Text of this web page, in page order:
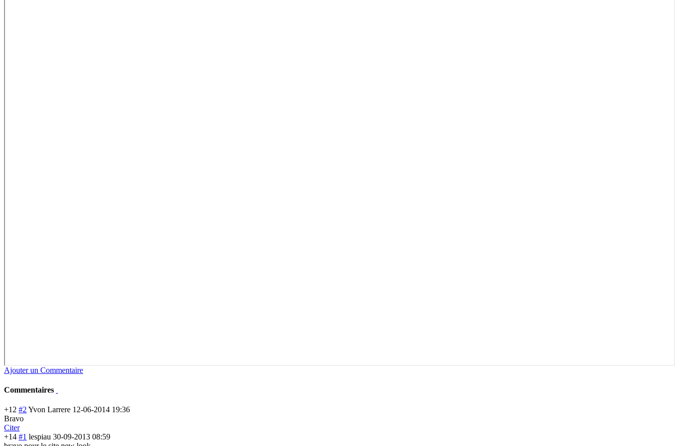
Ajouter un Commentaire
Commentaires
+12 #2Yvon Larrere 12-06-2014 19:36
Bravo
Citer
+14 #1 lespiau 30-09-2013 08:59